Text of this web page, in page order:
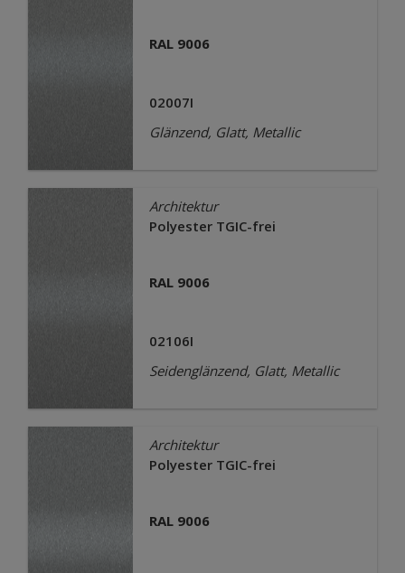
RAL 9006
02007I
Glänzend, Glatt, Metallic
Architektur
Polyester TGIC-frei
RAL 9006
02106I
Seidenglänzend, Glatt, Metallic
Architektur
Polyester TGIC-frei
RAL 9006